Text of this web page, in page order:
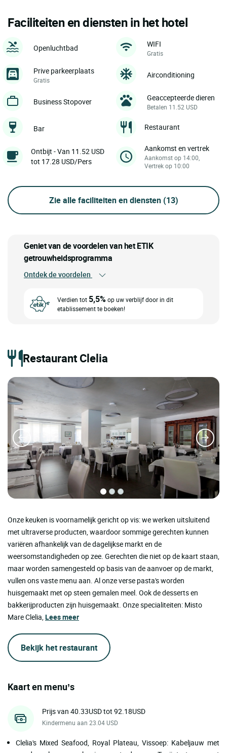
Faciliteiten en diensten in het hotel
Openluchtbad WIFI
Gratis
Prive parkeerplaats
Gratis
Airconditioning
Business Stopover Geaccepteerde dieren
Betalen 11.52 USD
Bar Restaurant
Ontbijt - Van 11.52 USD
tot 17.28 USD/Pers
Aankomst en vertrek
Aankomst op 14:00,
Vertrek op 10:00
Zie alle faciliteiten en diensten (13)
Geniet van de voordelen van het ETIK
getrouwheidsprogramma
Ontdek de voordelen
Verdien tot 5,5%op uw verblijf door in dit
etablissement te boeken!
Restaurant Clelia
Onze keuken is voornamelijk gericht op vis: we werken uitsluitend
met ultraverse producten, waardoor sommige gerechten kunnen
variëren afhankelijk van de dagelijkse markt en de
weersomstandigheden op zee. Gerechten die niet op de kaart staan,
maar worden samengesteld op basis van de aanvoer op de markt,
vullen ons vaste menu aan. Al onze verse pasta's worden
huisgemaakt met op steen gemalen meel. Ook de desserts en
bakkerijproducten zijn huisgemaakt. Onze specialiteiten: Misto
Mare Clelia, Lees meer
Bekijk het restaurant
Kaart en menu’s
Prijs van 40.33USD tot 92.18USD
Kindermenu aan 23.04 USD
Clelia's Mixed Seafood, Royal Plateau, Vissoep: Kabeljauw met